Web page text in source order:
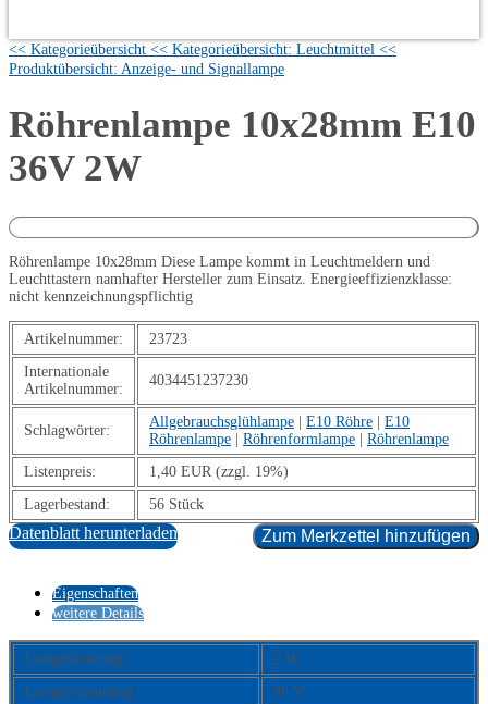
<< Kategorieübersicht << Kategorieübersicht: Leuchtmittel <<
Produktübersicht: Anzeige- und Signallampe
Röhrenlampe 10x28mm E10
36V 2W
Röhrenlampe 10x28mm Diese Lampe kommt in Leuchtmeldern und
Leuchttastern namhafter Hersteller zum Einsatz. Energieeffizienzklasse:
nicht kennzeichnungspflichtig
Artikelnummer:
23723
Internationale
Artikelnummer:
4034451237230
Schlagwörter:
Allgebrauchsglühlampe E10 Röhre
E10
Röhrenlampe
Röhrenformlampe
Röhrenlampe
Listenpreis:
1,40 EUR (zzgl. 19%)
Lagerbestand:
56 Stück
Datenblatt herunterladen Zum Merkzettel hinzufügen
Eigenschaften
weitere Details
Lampenleistung:
2 W
Lampenspannung:
36 V